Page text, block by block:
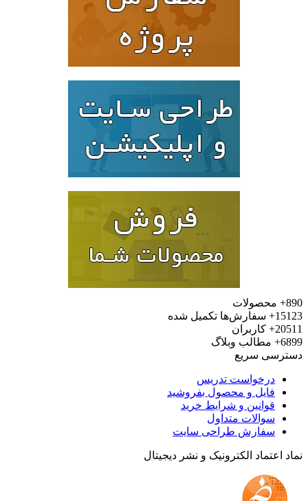
محصولات
سفارش‌ها تکمیل شده
کاربران
مطالب وبلاگ
سریع
درخواست تدریس
فایل و محصول بفروشید
قوانین و شرایط خرید
سوالات متداول
سفارش طراحی سایت
اعتماد الکترونیک و نشر دیجیتال